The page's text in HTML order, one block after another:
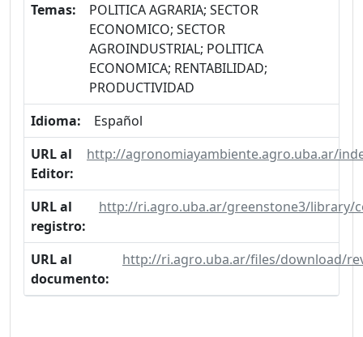
Temas:
POLITICA AGRARIA; SECTOR
ECONOMICO; SECTOR
AGROINDUSTRIAL; POLITICA
ECONOMICA; RENTABILIDAD;
PRODUCTIVIDAD
Idioma:
Español
URL al
Editor:
http://agronomiayambiente.agro.uba.ar/
URL al
registro:
http://ri.agro.uba.ar/greenstone3/library/
URL al
documento:
http://ri.agro.uba.ar/files/download/